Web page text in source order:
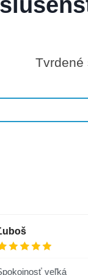
Tvrdené
veľká